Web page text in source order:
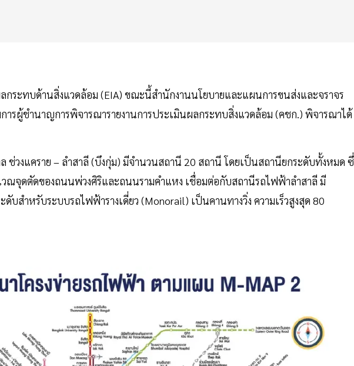
กระทบด้านสิ่งแวดล้อม (EIA) ขณะนี้สำนักงานนโยบายและแผนการขนส่งและจราจร
ารผู้ชำนาญการพิจารณารายงานการประเมินผลกระทบสิ่งแวดล้อม (คชก.) พิจารณาได้
ช่วงแคราย – ลำสาลี (บึงกุ่ม) มีจำนวนสถานี 20 สถานี โดยเป็นสถานียกระดับทั้งหมด
วณจุดตัดของถนนพ่วงศิริและถนนรามคำแหง เชื่อมต่อกับสถานีรถไฟฟ้าลำสาลี มี
ระดับสำหรับระบบรถไฟฟ้ารางเดี่ยว (Monorail) เป็นคานทางวิ่ง ความเร็วสูงสุด 80